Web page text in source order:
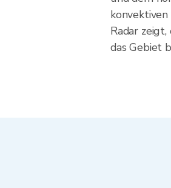
konvektiven
Radar
das Gebiet